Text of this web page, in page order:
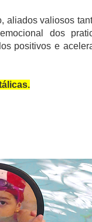
aliados valiosos
dos
positivos e